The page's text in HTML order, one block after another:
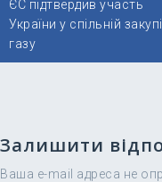
записів
ЄС підтвердив участь
України у спільній
газу
Залишити
Ваша e-mail адреса не